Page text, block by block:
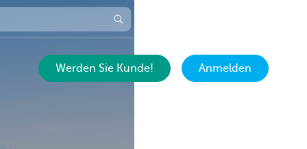
Werden Sie Kunde! Anmelden